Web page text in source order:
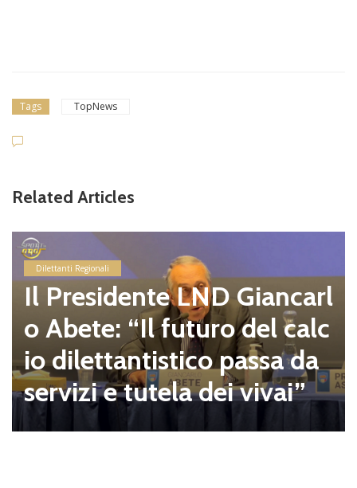
Tags TopNews
Related Articles
Dilettanti Regionali
Il Presidente LND Giancarl
o Abete: “Il futuro del calc
io dilettantistico passa da
servizi e tutela dei vivai”